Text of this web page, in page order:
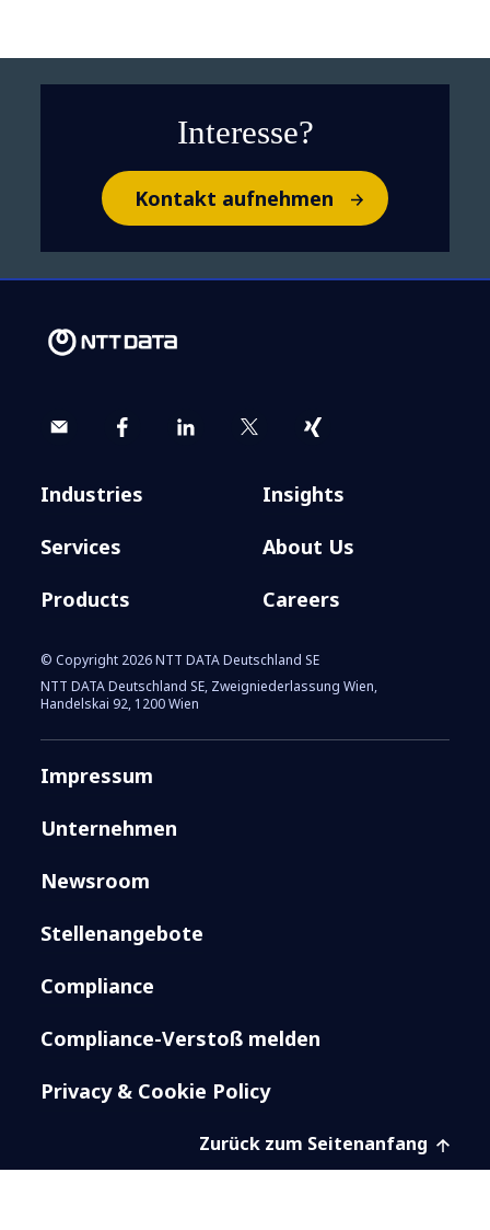
Interesse?
Kontakt aufnehmen
Industries
Services
Products
Insights
About Us
Careers
© Copyright 2026 NTT DATA Deutschland SE
NTT DATA Deutschland SE, Zweigniederlassung Wien,
Handelskai 92, 1200 Wien
Impressum
Unternehmen
Newsroom
Stellenangebote
Compliance
Compliance-Verstoß melden
Privacy & Cookie Policy
Zurück zum Seitenanfang